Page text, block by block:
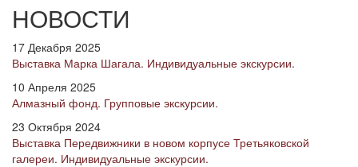
НОВОСТИ
17 Декабря 2025
Выставка Марка Шагала. Индивидуальные экскурсии.
10 Апреля 2025
Алмазный фонд. Групповые экскурсии.
23 Октября 2024
Выставка Передвижники в новом корпусе Третьяковской
галереи. Индивидуальные экскурсии.